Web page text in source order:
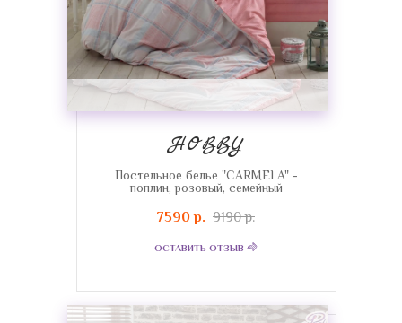
HOBBY
Постельное белье "CARMELA" -
поплин, розовый, семейный
7590 р. 9190 р.
ОСТАВИТЬ ОТЗЫВ